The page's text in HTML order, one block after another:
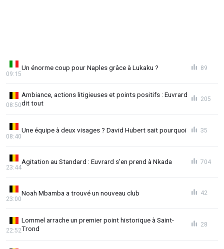
Un énorme coup pour Naples grâce à Lukaku ?
09:15
89
Ambiance, actions litigieuses et points positifs : Euvrard
dit tout
08:50
205
Une équipe à deux visages ? David Hubert sait pourquoi
08:40
35
Agitation au Standard : Euvrard s'en prend à Nkada
23:44
704
Noah Mbamba a trouvé un nouveau club
23:00
42
Lommel arrache un premier point historique à Saint-
Trond
22:52
28